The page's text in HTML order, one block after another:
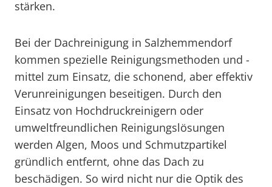
stärken.
Bei der Dachreinigung in Salzhemmendorf
kommen spezielle Reinigungsmethoden und -
mittel zum Einsatz, die schonend, aber effektiv
Verunreinigungen beseitigen. Durch den
Einsatz von Hochdruckreinigern oder
umweltfreundlichen Reinigungslösungen
werden Algen, Moos und Schmutzpartikel
gründlich entfernt, ohne das Dach zu
beschädigen. So wird nicht nur die Optik des